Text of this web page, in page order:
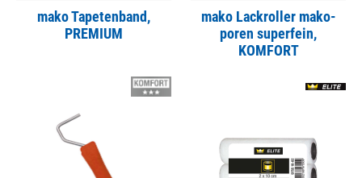
mako Tapetenband,
PREMIUM
mako Lackroller mako-
poren superfein,
KOMFORT